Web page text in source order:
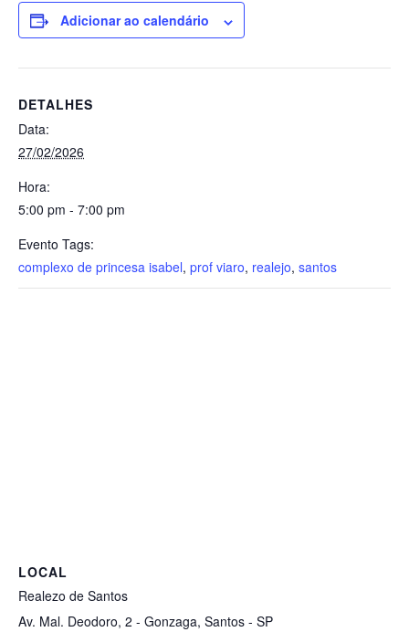
Adicionar ao calendário
DETALHES
Data:
27/02/2026
Hora:
5:00 pm - 7:00 pm
Evento Tags:
complexo de princesa isabel, prof viaro, realejo, santos
LOCAL
Realezo de Santos
Av. Mal. Deodoro, 2 - Gonzaga, Santos - SP